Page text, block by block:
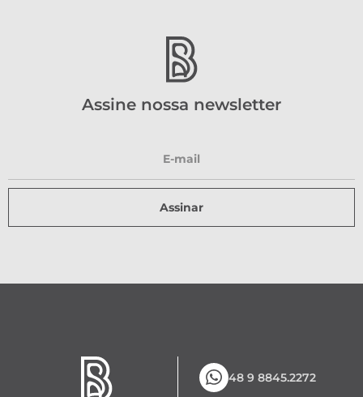
Assine nossa newsletter
Assinar
48 9 8845.2272